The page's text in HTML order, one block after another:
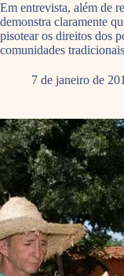
Em entrevista, além de
demonstra claramente
pisotear os direitos dos
comunidades
7 de janeiro de